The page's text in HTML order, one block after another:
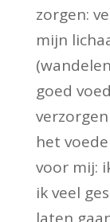
zorgen:
mijn
goed
het
voor mij:
ik veel